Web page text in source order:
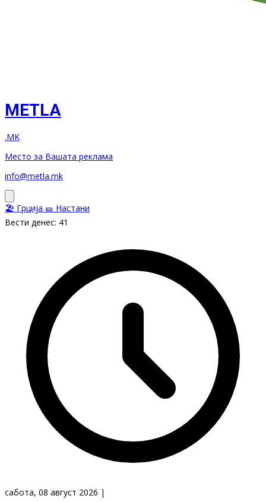
METLA
.MK
Место за Вашата реклама
info@metla.mk
🏖️ Грција 🎫 Настани
Вести денес: 41
сабота, 08 август 2026 |